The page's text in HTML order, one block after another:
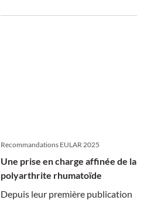
Recommandations EULAR 2025
Une prise en charge affinée de la
polyarthrite rhumatoïde
Depuis leur première publication